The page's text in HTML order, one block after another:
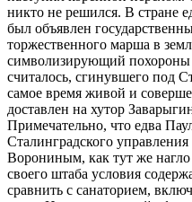
никто не решился. В стране
был объявлен
торжественного марша в
символизирующий похороны
считалось, сгинувшего под
самое время живой и
доставлен на хутор
Примечательно, что едва
Сталинградского
Ворониным, как тут же
своего штаба условия
сравнить с санаторием,